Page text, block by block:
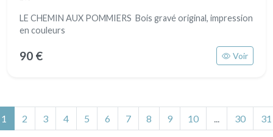
LE CHEMIN AUX POMMIERS Bois gravé original, impression
en couleurs
90 € Voir
1 (actuel)
2 3 4 5 6 7 8 9 10 ... 30 31